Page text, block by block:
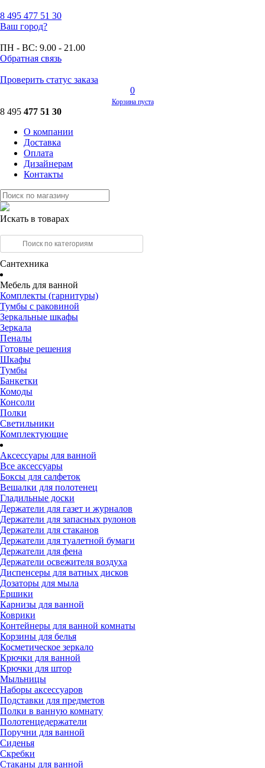
8 495 477 51 30
Ваш город?
ПН - ВС: 9.00 - 21.00
Обратная связь
Проверить статус заказа
0
Корзина пуста
8 495 477 51 30
О компании
Доставка
Оплата
Дизайнерам
Контакты
Искать в товарах
Сантехника
Мебель для ванной
Комплекты (гарнитуры)
Тумбы с раковиной
Зеркальные шкафы
Зеркала
Пеналы
Готовые решения
Шкафы
Тумбы
Банкетки
Комоды
Консоли
Полки
Светильники
Комплектующие
Аксессуары для ванной
Все аксессуары
Боксы для салфеток
Вешалки для полотенец
Гладильные доски
Держатели для газет и журналов
Держатели для запасных рулонов
Держатели для стаканов
Держатели для туалетной бумаги
Держатели для фена
Держатели освежителя воздуха
Диспенсеры для ватных дисков
Дозаторы для мыла
Ершики
Карнизы для ванной
Коврики
Контейнеры для ванной комнаты
Корзины для белья
Косметическое зеркало
Крючки для ванной
Крючки для штор
Мыльницы
Наборы аксессуаров
Подставки для предметов
Полки в ванную комнату
Полотенцедержатели
Поручни для ванной
Сиденья
Скребки
Стаканы для ванной